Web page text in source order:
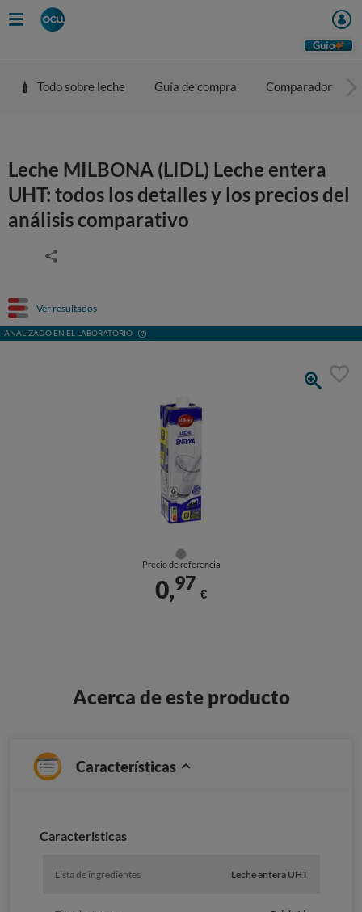
Guio
Todo sobre leche Guía de compra Comparador
Leche MILBONA (LIDL) Leche entera
UHT: todos los detalles y los precios del
análisis comparativo
Ver resultados
ANALIZADO EN EL LABORATORIO
Precio de referencia
0,97
€
Acerca de este producto
Características
Caracteristicas
Lista de ingredientes Leche entera UHT